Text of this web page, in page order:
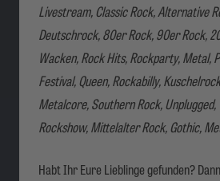
Livestream, Classic Rock, Alternative
Deutschrock, 80er Rock, 90er Rock,
Wacken, Rock Hits, Rockparty, Metal,
Festival, Queen, Rockabilly,
Metalcore, Southern Rock, Unplugged,
Rockshow, Mittelalter Rock, Gothic,
Habt Ihr Eure Lieblinge gefunden?